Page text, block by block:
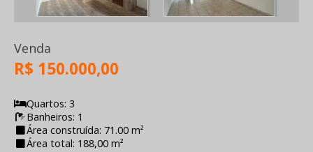
Venda
R$ 150.000,00
Quartos: 3
Banheiros: 1
Área construída: 71.00 m²
Área total: 188,00 m²